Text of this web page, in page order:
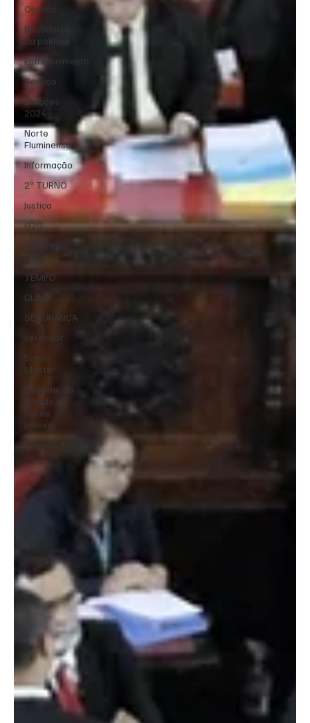
Opinião
Bastidores
da política
Entretenimento
Serviço
Eleições
2024
Norte
Fluminense
Informação
2º TURNO
Justiça
G20
Eleições
TEMPO
CLIMA
SEGURANÇA
vereador
Banco
Master
Governo do
Estado do
Rio de
Janeiro
Rioprevidência